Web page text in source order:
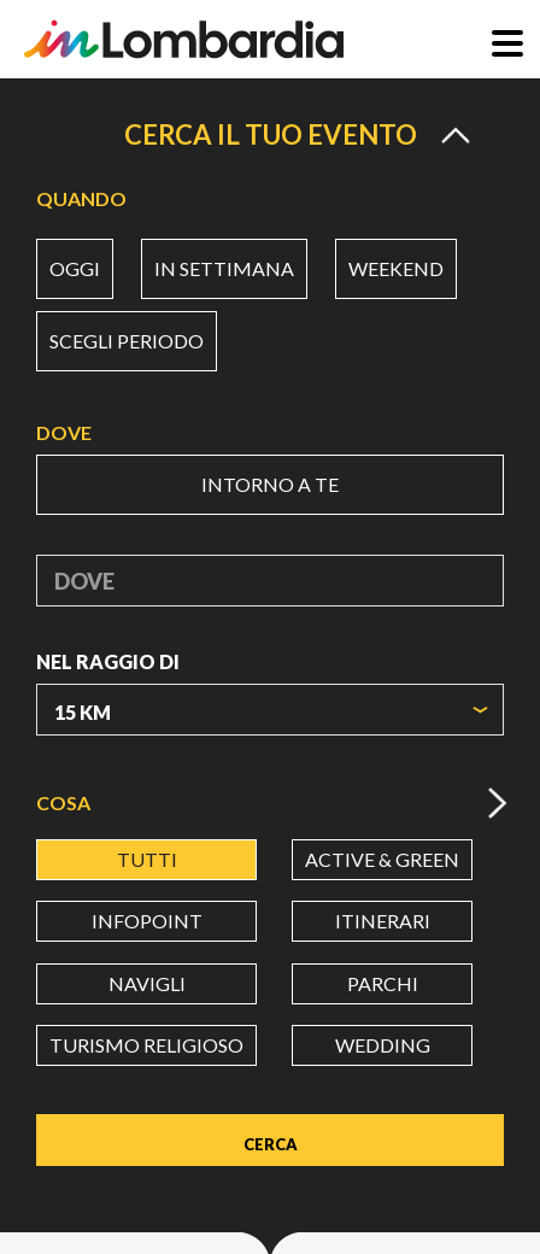
principale
CERCA IL TUO EVENTO
QUANDO
OGGI IN SETTIMANA WEEKEND
SCEGLI PERIODO
DOVE
INTORNO A TE
DOVE
NEL RAGGIO DI
LATITUDINE
LONGITUDINE
Value in decimal degrees. Use dot (.) as decimal separator.
COSA
TUTTI ACTIVE & GREEN
INFOPOINT ITINERARI
NAVIGLI PARCHI
TURISMO RELIGIOSO WEDDING